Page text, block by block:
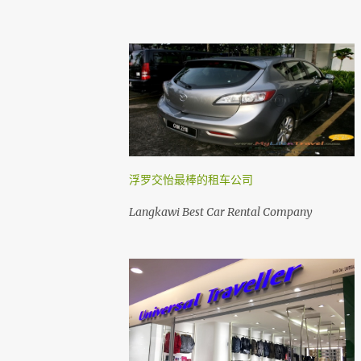
浮罗交怡最棒的租车公司
Langkawi Best Car Rental Company